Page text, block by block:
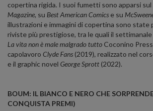
copertina rigida. I suoi fumetti sono apparsi sul
Magazine, su Best American Comics e su
illustrazioni e immagini di copertina sono state
riviste più prestigiose, tra le quali il settimanale
La vita non è male malgrado tutto Coconino
capolavoro Clyde Fans (2019), realizzato nel
e il graphic novel George Sprott (2022).
BOUM: IL BIANCO E NERO CHE
CONQUISTA PREMI)